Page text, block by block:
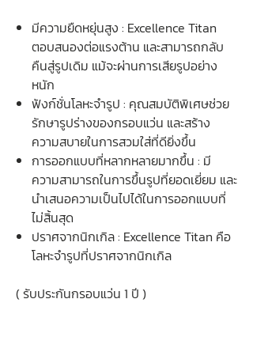
มีความยืดหยุ่นสูง : Excellence Titan
ตอบสนองต่อแรงต้าน และสามารถกลับ
คืนสู่รูปเดิม แม้จะผ่านการเสียรูปอย่าง
หนัก
ฟังก์ชั่นโลหะจำรูป : คุณสมบัติพิเศษช่วย
รักษารูปร่างของกรอบแว่น และสร้าง
ความสบายในการสวมใส่ที่ดียิ่งขึ้น
การออกแบบที่หลากหลายมากขึ้น : มี
ความสามารถในการขึ้นรูปที่ยอดเยี่ยม และ
นำเสนอความเป็นไปได้ในการออกแบบที่
ไม่สิ้นสุด
ปราศจากนิกเกิล : Excellence Titan คือ
โลหะจำรูปที่ปราศจากนิกเกิล
( รับประกันกรอบแว่น 1 ปี )